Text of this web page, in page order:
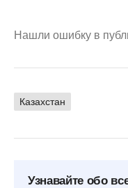
Нашли ошибку в
Казахстан
Узнавайте обо